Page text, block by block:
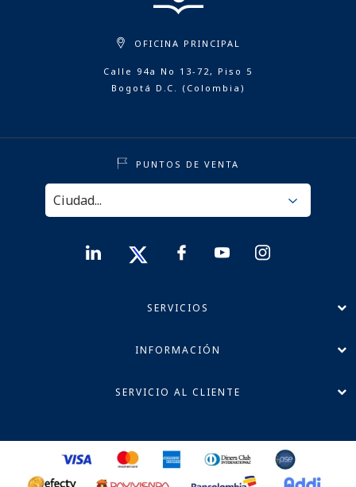
OFICINA PRINCIPAL
Calle 94a No 13-72, Piso 5
Bogotá D.C. (Colombia)
PUNTOS DE VENTA
SERVICIOS
INFORMACIÓN
SERVICIO AL CLIENTE